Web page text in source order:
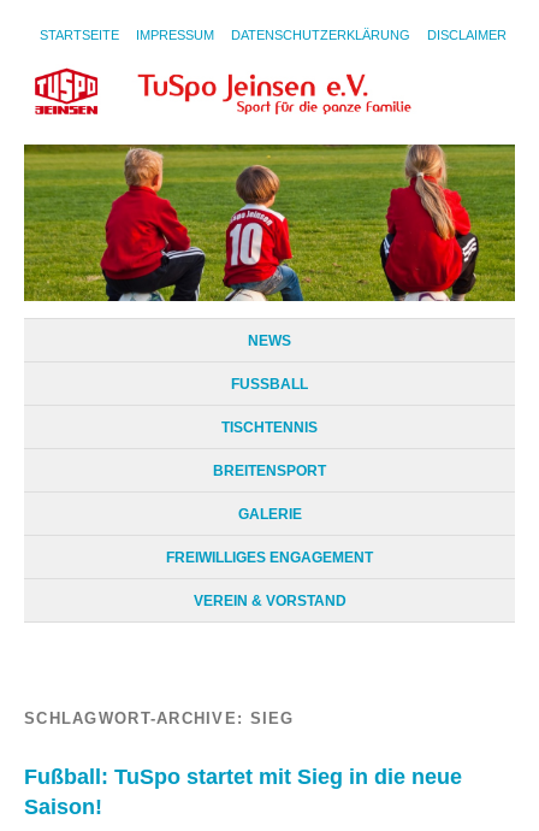
STARTSEITE IMPRESSUM DATENSCHUTZERKLÄRUNG DISCLAIMER
NEWS
FUSSBALL
TISCHTENNIS
BREITENSPORT
GALERIE
FREIWILLIGES ENGAGEMENT
VEREIN & VORSTAND
SCHLAGWORT-ARCHIVE: SIEG
Fußball: TuSpo startet mit Sieg in die neue
Saison!